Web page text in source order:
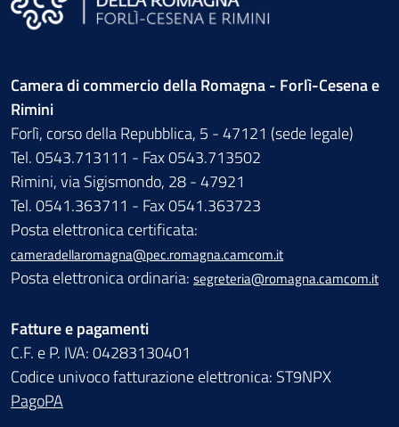
Camera di commercio della Romagna - Forlì-Cesena e
Rimini
Forlì, corso della Repubblica, 5 - 47121 (sede legale)
Tel. 0543.713111 - Fax 0543.713502
Rimini, via Sigismondo, 28 - 47921
Tel. 0541.363711 - Fax 0541.363723
Posta elettronica certificata:
cameradellaromagna@pec.romagna.camcom.it
Posta elettronica ordinaria: segreteria@romagna.camcom.it
Fatture e pagamenti
C.F. e P. IVA: 04283130401
Codice univoco fatturazione elettronica: ST9NPX
PagoPA